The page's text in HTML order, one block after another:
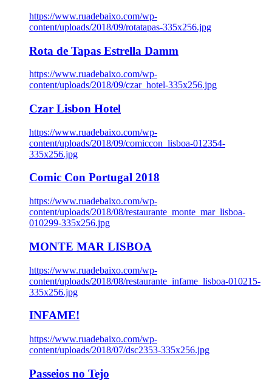
https://www.ruadebaixo.com/wp-
content/uploads/2018/09/rotatapas-335x256.jpg
Rota de Tapas Estrella Damm
https://www.ruadebaixo.com/wp-
content/uploads/2018/09/czar_hotel-335x256.jpg
Czar Lisbon Hotel
https://www.ruadebaixo.com/wp-
content/uploads/2018/09/comiccon_lisboa-012354-
335x256.jpg
Comic Con Portugal 2018
https://www.ruadebaixo.com/wp-
content/uploads/2018/08/restaurante_monte_mar_lisboa-
010299-335x256.jpg
MONTE MAR LISBOA
https://www.ruadebaixo.com/wp-
content/uploads/2018/08/restaurante_infame_lisboa-010215-
335x256.jpg
INFAME!
https://www.ruadebaixo.com/wp-
content/uploads/2018/07/dsc2353-335x256.jpg
Passeios no Tejo